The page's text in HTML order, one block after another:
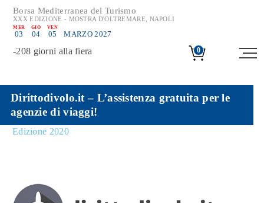
Borsa Mediterranea del Turismo
XXX EDIZIONE - MOSTRA D'OLTREMARE, NAPOLI
MER
03
GIO
04
VEN
05 MARZO 2027
-208 giorni alla fiera 0
Dirittodivolo.it – L’assistenza gratuita per le
agenzie di viaggi!
Edizione 2020